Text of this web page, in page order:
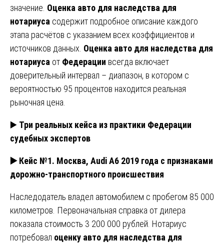
значение. Оценка авто для наследства для
нотариуса содержит подробное описание каждого
этапа расчётов с указанием всех коэффициентов и
источников данных. Оценка авто для наследства для
нотариуса от Федерации всегда включает
доверительный интервал – диапазон, в котором с
вероятностью 95 процентов находится реальная
рыночная цена.
▶️ Три реальных кейса из практики Федерации
судебных экспертов
▶️ Кейс №1. Москва, Audi A6 2019 года с признаками
дорожно-транспортного происшествия
Наследодатель владел автомобилем с пробегом 85 000
километров. Первоначальная справка от дилера
показала стоимость 3 200 000 рублей. Нотариус
потребовал оценку авто для наследства для